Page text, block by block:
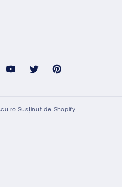
YouTubeTwitter Pinterest
Susținut de Shopify